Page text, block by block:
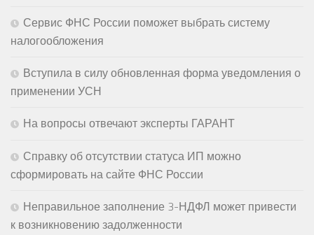
Сервис ФНС России поможет выбрать систему
налогообложения
Вступила в силу обновленная форма уведомления о
применении УСН
На вопросы отвечают эксперты ГАРАНТ
Справку об отсутствии статуса ИП можно
сформировать на сайте ФНС России
Неправильное заполнение 3-НДФЛ может привести
к возникновению задолженности